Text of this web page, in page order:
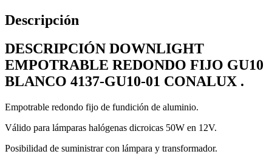
Descripción
DESCRIPCIÓN DOWNLIGHT
EMPOTRABLE REDONDO FIJO GU10
BLANCO 4137-GU10-01 CONALUX .
Empotrable redondo fijo de fundición de aluminio.
Válido para lámparas halógenas dicroicas 50W en 12V.
Posibilidad de suministrar con lámpara y transformador.